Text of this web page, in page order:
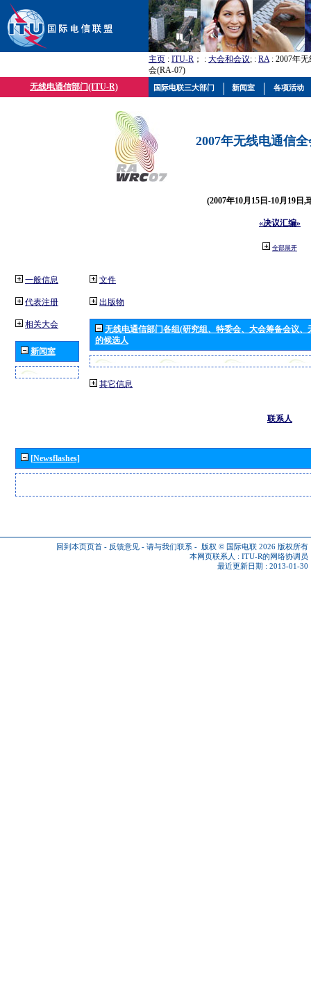
主页 : ITU-R ； : 大会和会议; : RA: 2007年
会(RA-07)
无线电通信部门(ITU-R)
2007年无线电通信
(2007年10月15日-10月19日,
«决议汇编»
全部展开
一般信息
代表注册
相关大会
新闻室
文件
出版物
无线电通信部门各组(研究组、特委会、大会筹备会议
的候选人
其它信息
联系人
[Newsflashes]
回到本页页首 - 反馈意见 - 请与我们联系 - 版权 © 国际电联 2026 版权所有
本网页联系人 : ITU-R的网络协调员
最近更新日期 : 2013-01-30
国际电联三大部门 新闻室 各项活动